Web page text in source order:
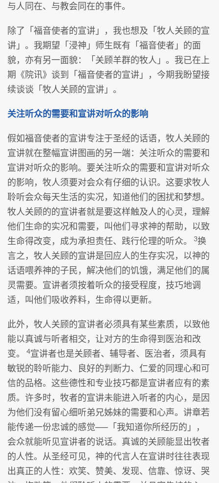
与人同在、与教会同在的事件。
除了「福音使者的宣讲」，我也想及「牧人关顾的宣
讲」。我期望「浸神」师生既有「福音使者」的面
貌，亦有另一面貌：「关顾羊群的牧人」。我已在上
期《院讯》谈到「福音使者的宣讲」，今期我盼望接
续谈谈「牧人关顾的宣讲」。
关注听众的需要和宣讲对听众的影响
假如福音使者的宣讲专注于圣经的话语，牧人关顾的
宣讲就在整幅宣讲图画的另一端：关注听众的需要和
宣讲对听众的影响。要关注听众的需要和宣讲对听众
的影响，牧人须要对会众有仔细的认识。这要求牧人
聆听会众每天生活的实况，知道他们的困扰和梦想。
牧人关顾的的宣讲者就是要这样触及人的心灵，理解
他们生命的实况和需要，叫他们寻求神的帮助，以致
生命得改变，成为承担责任、践行伦理的听众。
3换
言之，牧人关顾的宣讲是回应人的生存实况，以神的
话语喂养神的子民，解决他们的饥饿，满足他们的属
灵需要。宣讲者须按着听众的接受程度，技巧地调
适，叫他们吸收养料，生命得以更新。
此外，牧人关顾的宣讲者必须具有某些素质，以致他
能以真诚与听者相交，让对方的生命得到医治和改
变。
4宣讲者也是关顾者、辅导者、医治者，须具有
敏锐的聆听能力、良好的判断力、仁爱的同理心和可
信的品格。这些德性和专业技巧都是宣讲者应有的素
质。许多时，牧者的宣讲未能进入听者的内心，是因
为他们没有留心细听弟兄姊妹的需要和心声。讲章若
能传递一份忠诚的感觉──「我知道你所经历的」，
会众就能听见宣讲者的说话。真诚的关顾能显出牧者
的人性。从圣经可见，神的代言人在宣讲时往往表现
出真正的人性：欢笑、赞美、发现、信靠、惊讶、哭